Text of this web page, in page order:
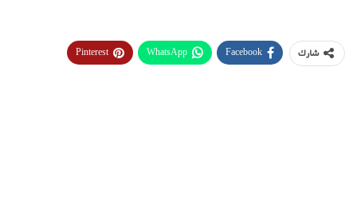
شارك Facebook
WhatsApp
Pinterest